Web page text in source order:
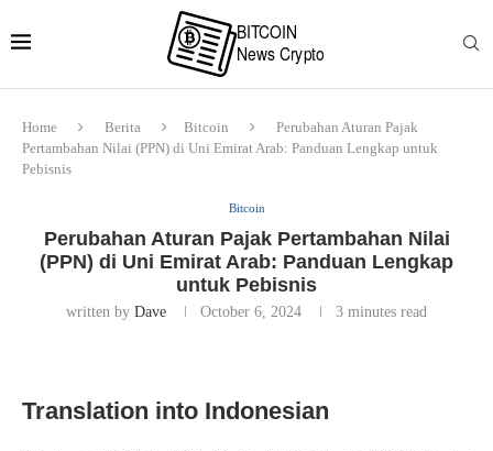
Home Berita Bitcoin
Perubahan Aturan Pajak
Pertambahan Nilai (PPN) di Uni Emirat Arab: Panduan Lengkap untuk
Pebisnis
Bitcoin
Perubahan Aturan Pajak Pertambahan Nilai
(PPN) di Uni Emirat Arab: Panduan Lengkap
untuk Pebisnis
written by Dave October 6, 2024 3 minutes read
Translation into Indonesian